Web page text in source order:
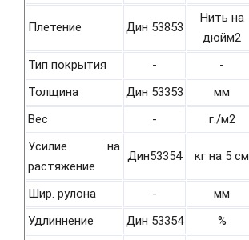
Плетение Дин 53853
Нить на
дюйм2
Тип покрытия - -
Толщина
Дин 53353 мм
Вес
- г./м2
Усилие на
растяжение
Дин53354 кг на 5 см
Шир. рулона
- мм
Удлиннение
Дин 53354 %